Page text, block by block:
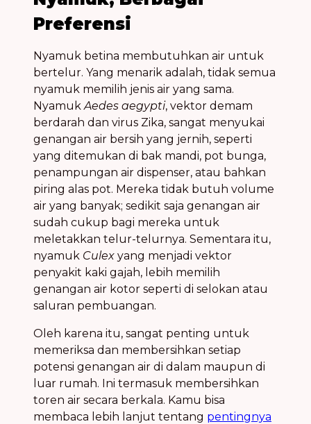
Preferensi
Nyamuk betina membutuhkan air untuk
bertelur. Yang menarik adalah, tidak semua
nyamuk memilih jenis air yang sama.
NyamukAedes aegypti, vektor demam
berdarah dan virus Zika, sangat menyukai
genangan air bersih yang jernih, seperti
yang ditemukan di bak mandi, pot bunga,
penampungan air dispenser, atau bahkan
piring alas pot. Mereka tidak butuh volume
air yang banyak; sedikit saja genangan air
sudah cukup bagi mereka untuk
meletakkan telur-telurnya. Sementara itu,
nyamuk Culex yang menjadi vektor
penyakit kaki gajah, lebih memilih
genangan air kotor seperti di selokan atau
saluran pembuangan.
Oleh karena itu, sangat penting untuk
memeriksa dan membersihkan setiap
potensi genangan air di dalam maupun di
luar rumah. Ini termasuk membersihkan
toren air secara berkala. Kamu bisa
membaca lebih lanjut tentang pentingnya